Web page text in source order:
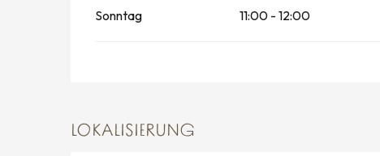
Sonntag 11:00 - 12:00
LOKALISIERUNG